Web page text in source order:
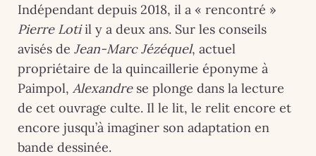
Indépendant depuis 2018, il a « rencontré »
Pierre Lotiil y a deux ans. Sur les conseils
avisés de Jean-Marc Jézéquel, actuel
propriétaire de la quincaillerie éponyme à
Paimpol, Alexandrese plonge dans la lecture
de cet ouvrage culte. Il le lit, le relit encore et
encore jusqu’à imaginer son adaptation en
bande dessinée.